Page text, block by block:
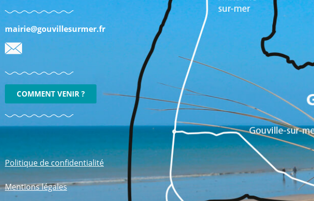
mairie@gouvillesurmer.fr
COMMENT VENIR ?
Politique de confidentialité
Mentions légales